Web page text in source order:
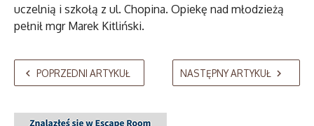
uczelnią i szkołą z ul. Chopina. Opiekę nad młodzieżą
pełnił mgr Marek Kitliński.
POPRZEDNI ARTYKUŁ NASTĘPNY ARTYKUŁ